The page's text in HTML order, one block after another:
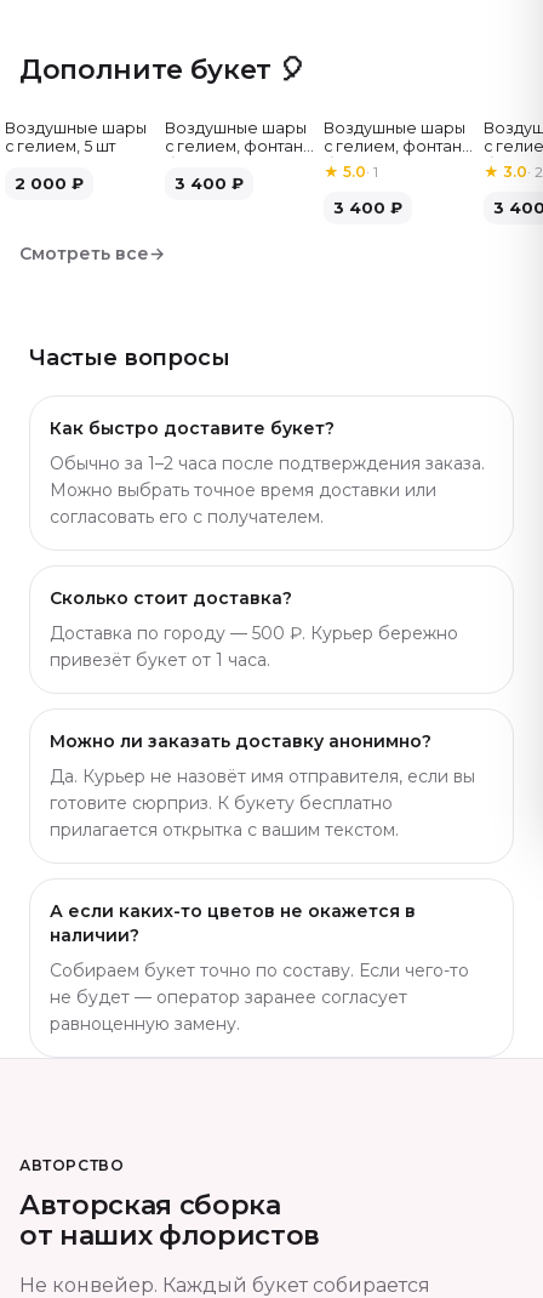
Дополните букет 🎈
Воздушные шары
с гелием, 5 шт
2 000 ₽
Воздушные шары
с гелием, фонтан,
шт
3 400 ₽
Воздушные шары
с гелием, фонтан,
бело-розовые, 7
шт
★5.0·1
3 400 ₽
с
бело-
★ 3.0· 2
3
Смотреть все→
Частые вопросы
Как быстро доставите букет?
Обычно за 1–2 часа после подтверждения заказа.
Можно выбрать точное время доставки или
согласовать его с получателем.
Сколько стоит доставка?
Доставка по городу — 500 ₽. Курьер бережно
привезёт букет от 1 часа.
Можно ли заказать доставку анонимно?
Да. Курьер не назовёт имя отправителя, если вы
готовите сюрприз. К букету бесплатно
прилагается открытка с вашим текстом.
А если каких-то цветов не окажется в
наличии?
Собираем букет точно по составу. Если чего-то
не будет — оператор заранее согласует
равноценную замену.
АВТОРСТВО
Авторская сборка
от наших флористов
Не конвейер. Каждый букет собирается